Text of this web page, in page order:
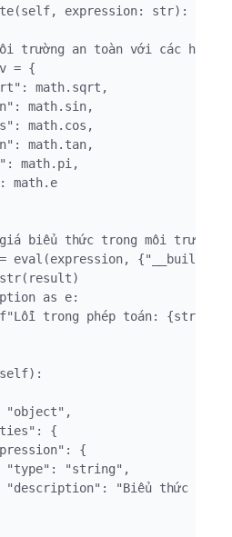
expression: str):
trường an toàn với các hàm
= {
math.sqrt,
math.sin,
math.cos,
math.tan,
math.pi,
math.e
biểu thức trong môi trường
eval(expression,
as e:
trong phép toán: {str(e)}"
"object",
{
{
"type": "string",
"description": "Biểu thức toán